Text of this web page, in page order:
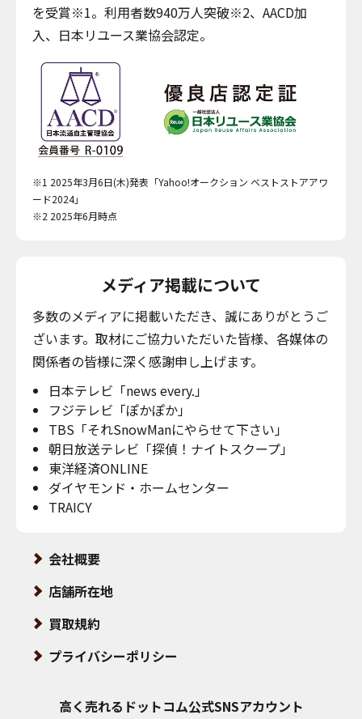
を受賞※1。利用者数940万人突破※2、AACD加
入、日本リユース業協会認定。
※1 2025年3月6日(木)発表「Yahoo!オークション ベストストアアワ
ード2024」
※2 2025年6月時点
メディア掲載について
多数のメディアに掲載いただき、誠にありがとうご
ざいます。取材にご協力いただいた皆様、各媒体の
関係者の皆様に深く感謝申し上げます。
日本テレビ「news every.」
フジテレビ「ぽかぽか」
TBS「それSnowManにやらせて下さい」
朝日放送テレビ「探偵！ナイトスクープ」
東洋経済ONLINE
ダイヤモンド・ホームセンター
TRAICY
会社概要
店舗所在地
買取規約
プライバシーポリシー
高く売れるドットコム公式SNSアカウント